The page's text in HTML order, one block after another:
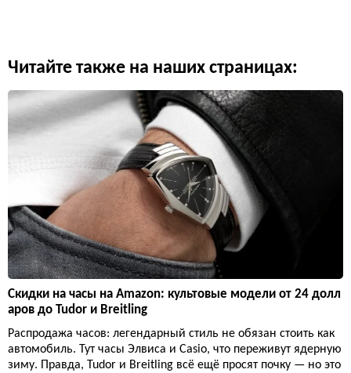
Читайте также на наших страницах:
Скидки на часы на Amazon: культовые модели от 24 долл
аров до Tudor и Breitling
Распродажа часов: легендарный стиль не обязан стоить как
автомобиль. Тут часы Элвиса и Casio, что переживут ядерную
зиму. Правда, Tudor и Breitling всё ещё просят почку — но это